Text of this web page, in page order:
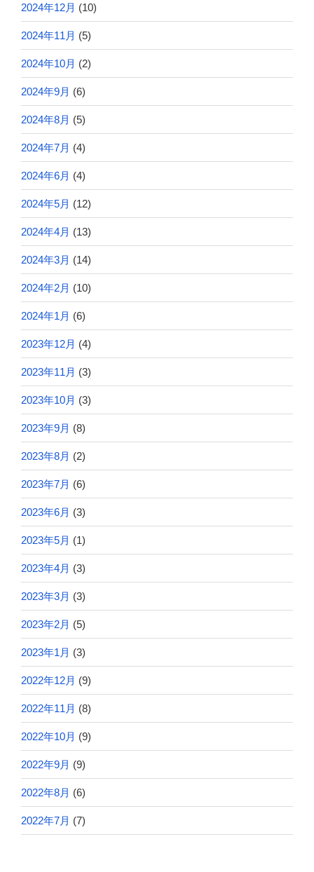
2024年12月 (10)
2024年11月 (5)
2024年10月 (2)
2024年9月 (6)
2024年8月 (5)
2024年7月 (4)
2024年6月 (4)
2024年5月 (12)
2024年4月 (13)
2024年3月 (14)
2024年2月 (10)
2024年1月 (6)
2023年12月 (4)
2023年11月 (3)
2023年10月 (3)
2023年9月 (8)
2023年8月 (2)
2023年7月 (6)
2023年6月 (3)
2023年5月 (1)
2023年4月 (3)
2023年3月 (3)
2023年2月 (5)
2023年1月 (3)
2022年12月 (9)
2022年11月 (8)
2022年10月 (9)
2022年9月 (9)
2022年8月 (6)
2022年7月 (7)